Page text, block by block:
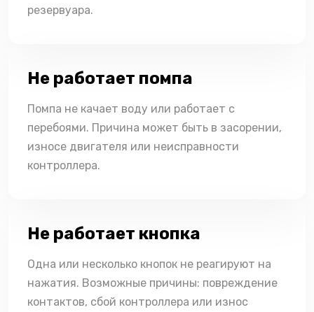
резервуара.
Не работает помпа
Помпа не качает воду или работает с
перебоями. Причина может быть в засорении,
износе двигателя или неисправности
контроллера.
Не работает кнопка
Одна или несколько кнопок не реагируют на
нажатия. Возможные причины: повреждение
контактов, сбой контроллера или износ